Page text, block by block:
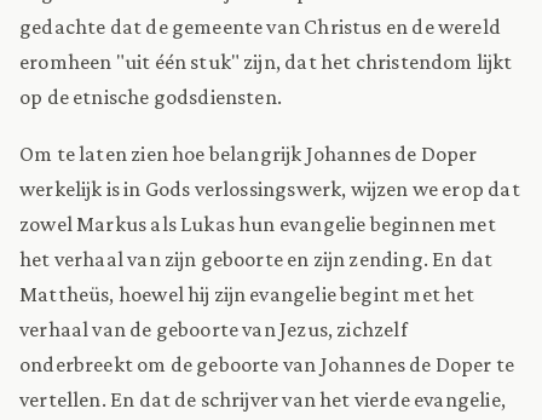
gedachte dat de gemeente van Christus en de wereld
eromheen "uit één stuk" zijn, dat het christendom lijkt
op de etnische godsdiensten.
Om te laten zien hoe belangrijk Johannes de Doper
werkelijk is in Gods verlossingswerk, wijzen we erop dat
zowel Markus als Lukas hun evangelie beginnen met
het verhaal van zijn geboorte en zijn zending. En dat
Mattheüs, hoewel hij zijn evangelie begint met het
verhaal van de geboorte van Jezus, zichzelf
onderbreekt om de geboorte van Johannes de Doper te
vertellen. En dat de schrijver van het vierde evangelie,